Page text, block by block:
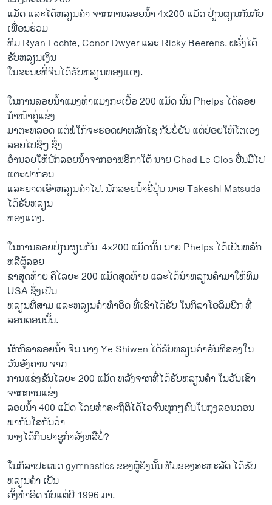
​ແມັດ ​ແລະໄດ້ຫລຽນ​ຄໍາ ຈາກ​ການ​ລອຍ​ນໍ້າ 4x200 ​ແມັດ ​ປ່ຽນ​ຜຽນ​ກັນ​ກັບ
ເພື່ອນ​ຮ່ວມ
ທີ​ມ Ryan Lochte, Conor Dwyer ​ແລະ Ricky Beerens. ຝຣັ່ງໄດ້​
ຮັບ​ຫລຽນ​ເງິນ​ ​
ໃນ​ຂະນະ​ທີ່ຈີນ​ໄດ້​ຮັບ​ຫລຽນ​ທອງ​ແດງ.
​ໃນ​ການ​ລອຍ​ນໍ້າ​ແມງທ່າ​ແມງກ​ະ​ເບື້ອ 200 ​ແມັດ ນັ້ນ Phelps ​ໄດ້​ລອຍ​
ນໍາ​ໜ້າ​ຄູ່​ແຂ່ງ
​ມາ​ຕະຫລອດ ​ແຕ່​ພໍໃກ້ຈະຮອດ​ຝາຫລັກ​ໄຊ ກັບ​ບໍ່​ຢັນ​ ແຕ່​ປ່ອຍ​ໃຫ້​ໂຕ​ເອງ​
ລອຍ​ໄປ​ຊື່ໆ ຊຶ່ງ
ອໍານວຍ​ໃຫ້​ນັກ​ລອຍ​ນໍ້າ​ຈາກ​ອາ​ຟຣິກາ​ໃຕ້​ ນາຍ Chad Le Clos ຢື່ນມື​ໄປ
ແຕະຝາ​ກ່ອນ ​
ແລະ​ຍາດ​ເອົາ​ຫລຽນ​ຄໍາ​ໄປ. ​ນັກ​ລອຍ​ນໍ້າຍີ່​ປຸ່ນ ນາຍ Takeshi Matsuda ​
ໄດ້​ຮັບ​ຫລຽນ
ທອງ​ແດງ.
ໃນ​ການລ​ອຍ​ປ່ຽນ​ຜຽນ​ກັນ ​ 4x200 ​ແມັດ​ນັ້ນ ນາຍ Phelps ​ໄດ້ເປັນຫລັກ
ຫລືຜູ້ລອຍ
​ຂາ​ສຸດທ້າຍ ຄື​ໄລຍະ 200 ​ແມັດ​ສຸດ​ທ້າຍ ​ແລະໄດ້​ນໍາຫລຽນ​ຄໍາ​ມາ​ໃຫ້​ທີ​ມ
USA ຊຶ່ງ​ເປັນ​
ຫລຽນ​ທີ່​ສາມ ແລະຫລຽນ​ຄໍາ​ທໍາ​ອິດ ທີ່ເຂົາ​ໄດ້​ຮັບ​ ໃນ​ກິລາໂອ​ລິ​ມປິກ ທີ່
ລອນ​ດອນນັ້ນ.
ນັກ​ກິລາລອຍ​ນໍ້າ ຈີນ ນາງ Ye Shiwen ​ໄດ້​ຮັບ​ຫລຽນ​ຄໍາອັນ​ທີສອງໃນ​
ວັນ​ອັງຄານ ຈາກ​
ການ​ແຂ່ງຂັນ​ໄລຍະ 200 ​ແມັດ ຫລັງ​ຈາກ​ທີ່​ໄດ້ຮັບ​ຫລຽນ​ຄໍາ ​ໃນ​ວັນ​ເສົາ
ຈາກ​ການແຂ່ງ
ລອຍນໍ້າ 400 ​ແມັດ ​ໂດ​ຍທໍາ​ສະຖິຕິ​ໄດ້​ໄວ​ຈົນ​ທຸກໆ​ຄົນ​ໃນ​ກຸງ​ລອນ​ດອນ
ພາກັນ​ໂສກັນວ່າ
ນາງ​ໄດ້ກິນ​ຢາ​ຊູ​ກໍາລັງ​ຫລື​ບໍ່?
ໃນ​ກິລາປະ​ເພດ gymnastics ຂອງ​ຜູ້ຍິງນັ້ນ ທີ​ມຂອງສະຫະລັດ ​ໄດ້ຮັບ​
ຫລຽນ​ຄໍາ ​ເປັນ
​ຄັ້ງ​ທໍາ​ອິດ ນັບ​ແຕ່​ປີ 1996 ມາ.